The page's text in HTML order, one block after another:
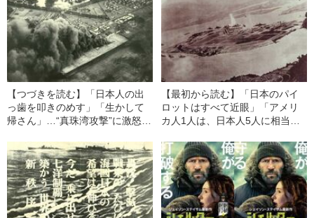
【つづきを読む】「日本人の出
っ歯を叩きのめす」「生かして
帰さん」…“真珠湾攻撃”に激怒し
拭い難い「人種差別意識」
【最初から読む】「日本のパイ
ロットはすべて近眼」「アメリ
カ人1人は、日本人5人に相当す
珠湾攻撃まで疑わなかった、信
じがたいデマ